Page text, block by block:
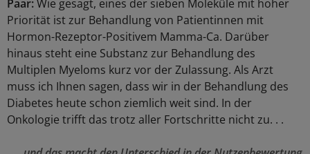
Paar:Wie gesagt, eines der sieben Moleküle mit hoher
Priorität ist zur Behandlung von Patientinnen mit
Hormon-Rezeptor-Positivem Mamma-Ca. Darüber
hinaus steht eine Substanz zur Behandlung des
Multiplen Myeloms kurz vor der Zulassung. Als Arzt
muss ich Ihnen sagen, dass wir in der Behandlung des
Diabetes heute schon ziemlich weit sind. In der
Onkologie trifft das trotz aller Fortschritte nicht zu. . .